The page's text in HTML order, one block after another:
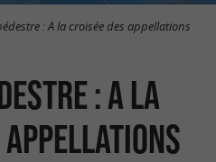
: A la croisée des appellations
: A la
appellations